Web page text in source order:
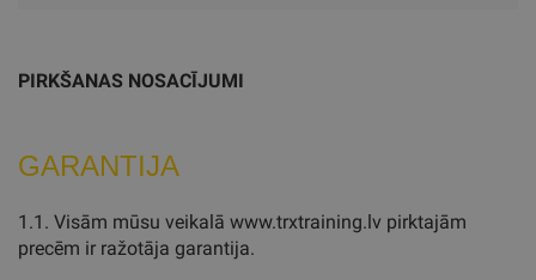
PIRKŠANAS NOSACĪJUMI
GARANTIJA
1.1. Visām mūsu veikalā www.trxtraining.lv pirktajām
precēm ir ražotāja garantija.